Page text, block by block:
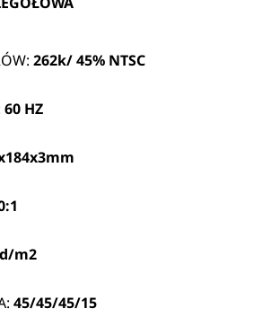
262k/45% NTSC
60 HZ
m2
45/45/45/15